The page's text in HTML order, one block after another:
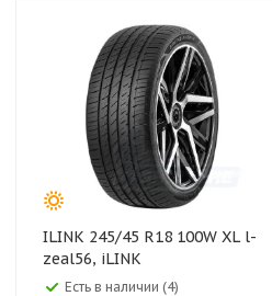
ILINK 245/45 R18 100W XL l-
zeal56, iLINK
Есть в наличии (4)